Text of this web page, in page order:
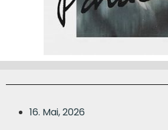
16. Mai, 2026